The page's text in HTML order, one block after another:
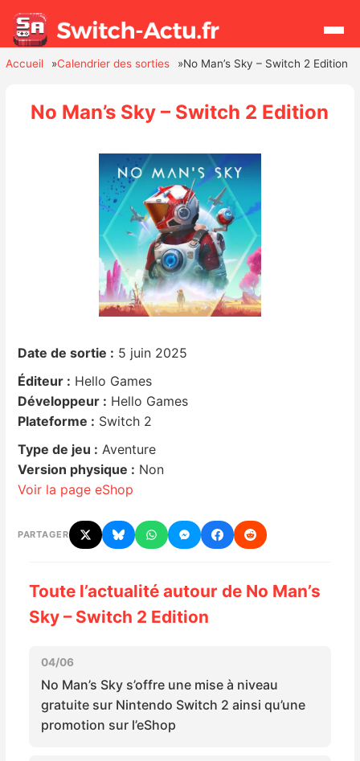
Hardware
Mises à jour
Chiffres de ventes
Rumeurs
Nintendo Direct
Tests de jeux
Tests d’accessoires
Previews
Précommandes jeux Switch 2
Sorties de jeux
Accueil Calendrier des sorties No Man’s Sky – Switch 2 Edition
No Man’s Sky – Switch 2 Edition
Date de sortie : 5 juin 2025
Éditeur : Hello Games
Développeur : Hello Games
Plateforme : Switch 2
Type de jeu : Aventure
Version physique : Non
Voir la page eShop
PARTAGER
Toute l’actualité autour de No Man’s
Sky – Switch 2 Edition
04/06
No Man’s Sky s’offre une mise à niveau
gratuite sur Nintendo Switch 2 ainsi qu’une
promotion sur l’eShop